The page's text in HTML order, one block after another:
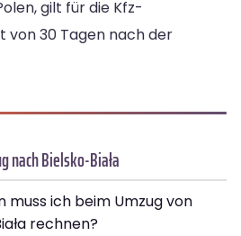
gilt für die Kfz-
von 30 Tagen nach der
nach Bielsko-Biała
muss ich beim Umzug von
rechnen?